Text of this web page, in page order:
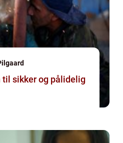
til sikker og pålidelig